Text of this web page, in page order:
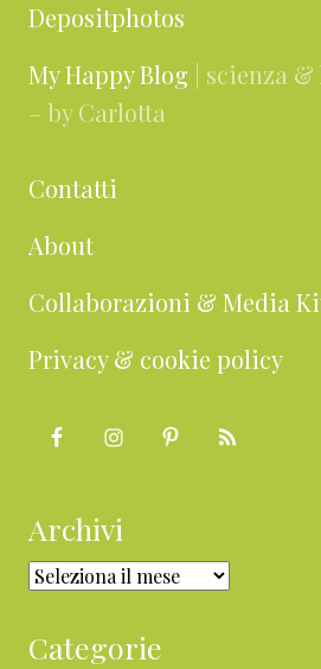
Depositphotos
My Happy Blog | scienza
– by Carlotta
Contatti
About
Collaborazioni & Media
Privacy & cookie policy
Archivi
Archivi
Categorie